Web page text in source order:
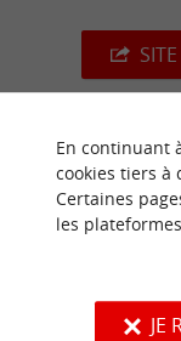
Source :
En continuant
cookies tiers à
Certaines
les
JE